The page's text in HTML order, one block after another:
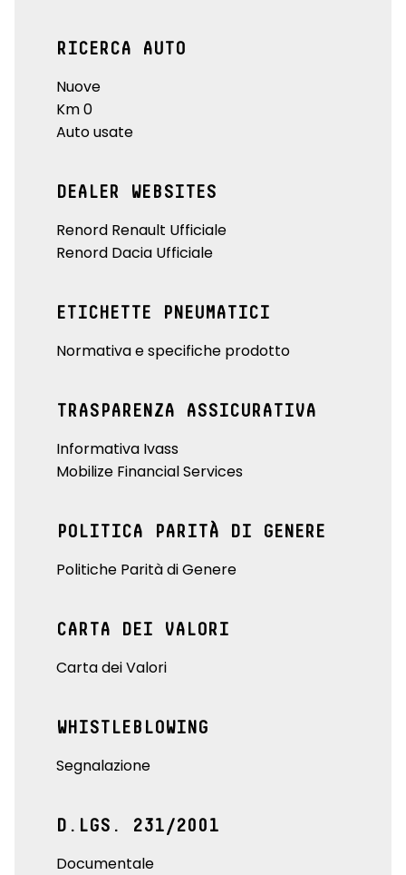
RICERCA AUTO
Nuove
Km 0
Auto usate
DEALER WEBSITES
Renord Renault Ufficiale
Renord Dacia Ufficiale
ETICHETTE PNEUMATICI
Normativa e specifiche prodotto
TRASPARENZA ASSICURATIVA
Informativa Ivass
Mobilize Financial Services
POLITICA PARITÀ DI GENERE
Politiche Parità di Genere
CARTA DEI VALORI
Carta dei Valori
WHISTLEBLOWING
Segnalazione
D.LGS. 231/2001
Documentale